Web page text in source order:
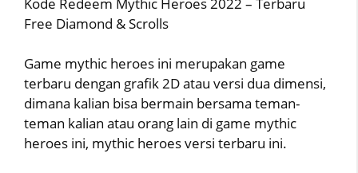
Free Diamond & Scrolls
Game mythic heroes ini merupakan game
terbaru dengan grafik 2D atau versi dua dimensi,
dimana kalian bisa bermain bersama teman-
teman kalian atau orang lain di game mythic
heroes ini, mythic heroes versi terbaru ini.